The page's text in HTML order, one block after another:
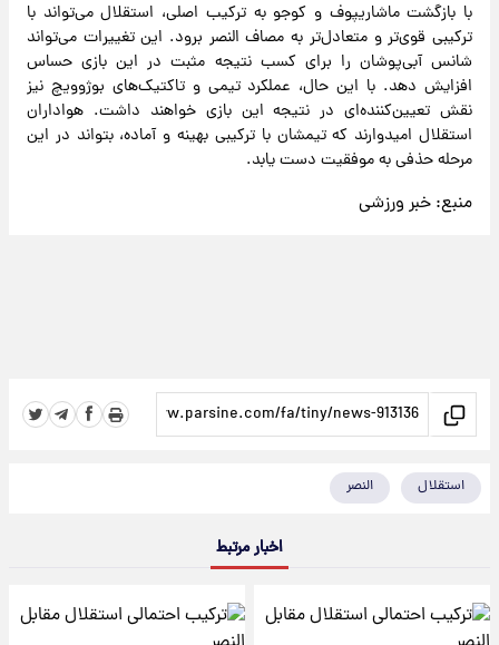
با بازگشت ماشاریپوف و کوجو به ترکیب اصلی، استقلال می‌تواند با
ترکیبی قوی‌تر و متعادل‌تر به مصاف النصر برود. این تغییرات می‌تواند
شانس آبی‌پوشان را برای کسب نتیجه مثبت در این بازی حساس
افزایش دهد. با این حال، عملکرد تیمی و تاکتیک‌های بوژوویچ نیز
نقش تعیین‌کننده‌ای در نتیجه این بازی خواهند داشت. هواداران
استقلال امیدوارند که تیمشان با ترکیبی بهینه و آماده، بتواند در این
مرحله حذفی به موفقیت دست یابد.
منبع: خبر ورزشی
استقلال النصر
اخبار مرتبط